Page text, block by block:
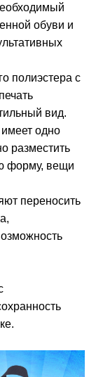
обуви и
полиэстера с
вид.
одно
разместить
форму, вещи
переносить